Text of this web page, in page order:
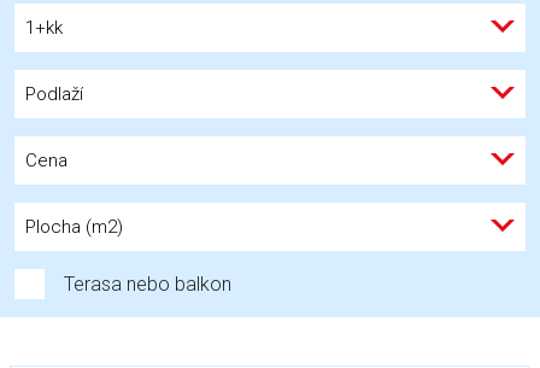
1+kk
Podlaží
Cena
Plocha (m2)
Terasa nebo balkon